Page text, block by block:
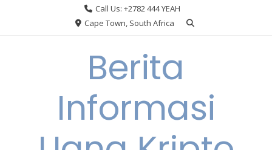
Call Us: +2782 444 YEAH
Cape Town, South Africa
Berita
Informasi